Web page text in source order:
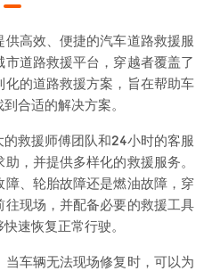
高效、便捷的汽车道路救援服
道路救援平台，穿越者覆盖了
的道路救援方案，旨在帮助车
合适的解决方案。
救援师傅团队和24小时的客服
，并提供多样化的救援服务。
、轮胎故障还是燃油故障，穿
现场，并配备必要的救援工具
速恢复正常行驶。
车辆无法现场修复时，可以为